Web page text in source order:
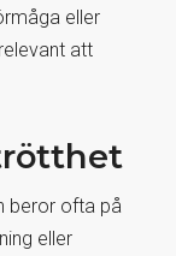
eller
att
beror ofta på
eller